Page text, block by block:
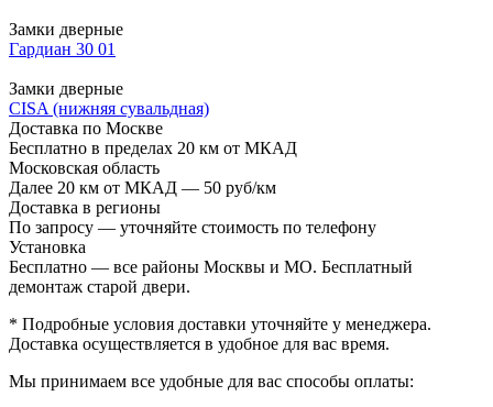
Замки дверные
Гардиан 30 01
Замки дверные
CISA (нижняя сувальдная)
Доставка по Москве
Бесплатно в пределах 20 км от МКАД
Московская область
Далее 20 км от МКАД — 50 руб/км
Доставка в регионы
По запросу — уточняйте стоимость по телефону
Установка
Бесплатно — все районы Москвы и МО. Бесплатный
демонтаж старой двери.
* Подробные условия доставки уточняйте у менеджера.
Доставка осуществляется в удобное для вас время.
Мы принимаем все удобные для вас способы оплаты: